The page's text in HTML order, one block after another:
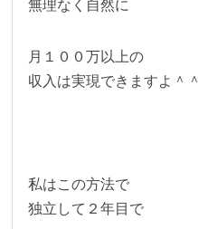
無理なく自然に
月１００万以上の
収入は実現できますよ＾＾
私はこの方法で
独立して２年目で